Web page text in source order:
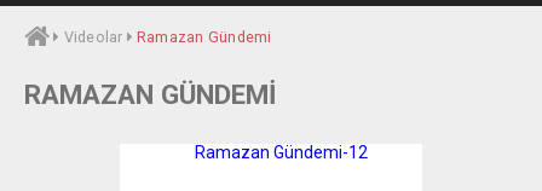
Videolar Ramazan Gündemi
RAMAZAN GÜNDEMI